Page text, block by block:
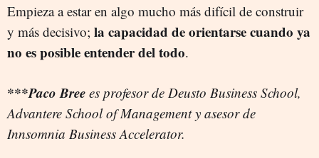
Empieza a estar en algo mucho más difícil de construir
y más decisivo; la capacidad de orientarse cuando ya
no es posible entender del todo.
***Paco Bree es profesor de Deusto Business School,
Advantere School of Management y asesor de
Innsomnia Business Accelerator.